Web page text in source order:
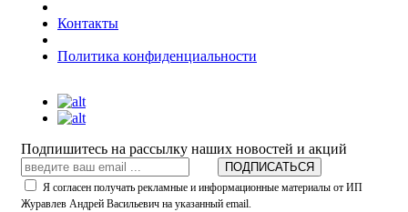
Контакты
Политика конфиденциальности
Подпишитесь на рассылку наших новостей и акций
ПОДПИСАТЬСЯ
Я согласен получать рекламные и информационные материалы от ИП
Журавлев Андрей Васильевич на указанный email.